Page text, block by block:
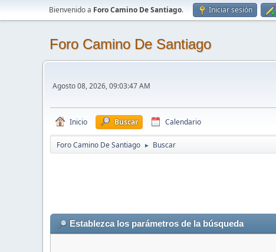
Bienvenido a Foro Camino De Santiago. Iniciar sesión
Foro Camino De Santiago
Agosto 08, 2026, 09:03:47 AM
Inicio Buscar Calendario
Foro Camino De Santiago ► Buscar
Establezca los parámetros de la búsqueda